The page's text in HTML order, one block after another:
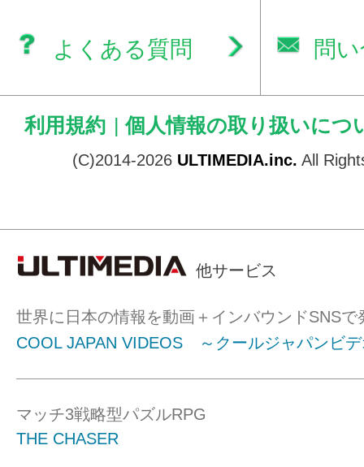
よくある質問 問
利用規約 | 個人情報の取り扱いにつ
(C)2014-2026 ULTIMEDIA.inc. All
他サービス
世界に日本の情報を動画＋インバウンドSNSで
COOL JAPAN VIDEOS ～クールジャパンビ
マッチ3戦略型パズルRPG
THE CHASER